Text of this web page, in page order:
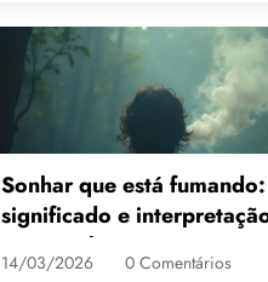
Sonhar que está fumando:
significado e
espiritual
14/03/2026 0 Comentários